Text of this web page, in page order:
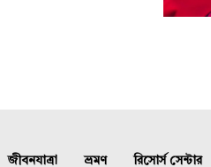
জীবনযাত্রা ভ্রমণ রিসোর্স সেন্টার